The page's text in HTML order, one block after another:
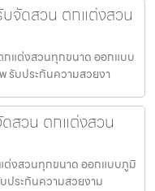
จัดสวน ตกแต่งสวน
แต่งสวนทุกขนาด ออกแบบ
รับประกันความสวยงา
สวน ตกแต่งสวน
ต่งสวนทุกขนาด ออกแบบภูมิ
ประกันความสวยงาม